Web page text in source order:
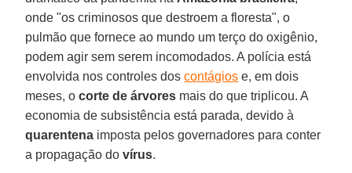
onde "os criminosos que destroem a floresta", o
pulmão que fornece ao mundo um terço do oxigênio,
podem agir sem serem incomodados. A polícia está
envolvida nos controles doscontágios e, em dois
meses, ocorte de árvores mais do que triplicou. A
economia de subsistência está parada, devido à
quarentena imposta pelos governadores para conter
a propagação dovírus.